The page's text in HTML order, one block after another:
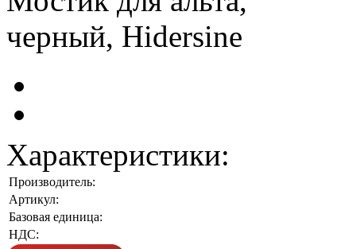
Характеристики:
Производитель:
Артикул:
Базовая единица:
НДС: